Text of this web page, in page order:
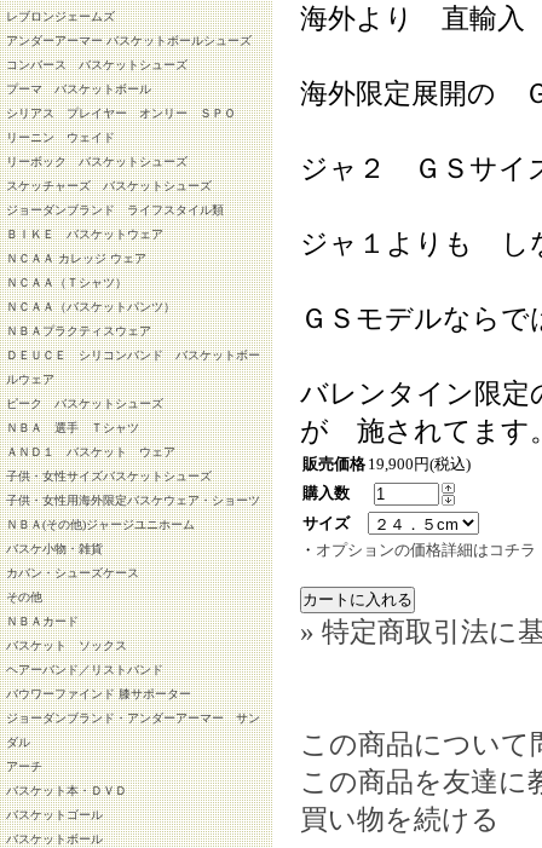
レブロンジェームズ
アンダーアーマー バスケットボールシューズ
コンバース バスケットシューズ
プーマ バスケットボール
シリアス プレイヤー オンリー ＳＰＯ
リーニン ウェイド
リーボック バスケットシューズ
スケッチャーズ バスケットシューズ
ジョーダンブランド ライフスタイル類
ＢＩＫＥ バスケットウェア
ＮＣＡＡ カレッジ ウェア
ＮＣＡＡ（Ｔシャツ）
ＮＣＡＡ（バスケットパンツ）
ＮＢＡプラクティスウェア
ＤＥＵＣＥ シリコンバンド バスケットボー
ルウェア
ピーク バスケットシューズ
ＮＢＡ 選手 Ｔシャツ
ＡＮＤ１ バスケット ウェア
子供・女性サイズバスケットシューズ
子供・女性用海外限定バスケウェア・ショーツ
ＮＢＡ(その他)ジャージユニホーム
バスケ小物・雑貨
カバン・シューズケース
その他
ＮＢＡカード
バスケット ソックス
ヘアーバンド／リストバンド
バウワーファインド 膝サポーター
ジョーダンブランド・アンダーアーマー サン
ダル
アーチ
バスケット本・ＤＶＤ
バスケットゴール
バスケットボール
海外より 直輸入
海外限定展開の
ジャ２ ＧＳサイ
ジャ１よりも し
ＧＳモデルなら
バレンタイン限
が 施されてます
販売価格 19,900円(税込)
購入数
サイズ
・ オプションの価格詳細はコチラ
» 特定商取引法に
この商品について
この商品を友達に
買い物を続ける